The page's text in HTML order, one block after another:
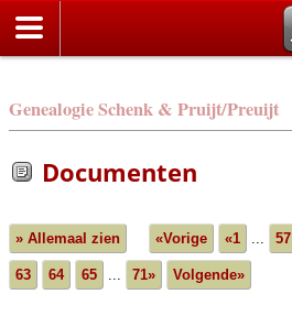
Genealogie Schenk & Pruijt/Preuijt
Documenten
» Allemaal zien «Vorige «1 ... 57
63 64 65 ... 71» Volgende»